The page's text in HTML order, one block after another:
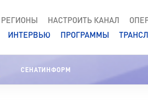
РЕГИОНЫ НАСТРОИТЬ КАНАЛ
ИНТЕРВЬЮ ПРОГРАММЫ
СЕНАТИНФОРМ